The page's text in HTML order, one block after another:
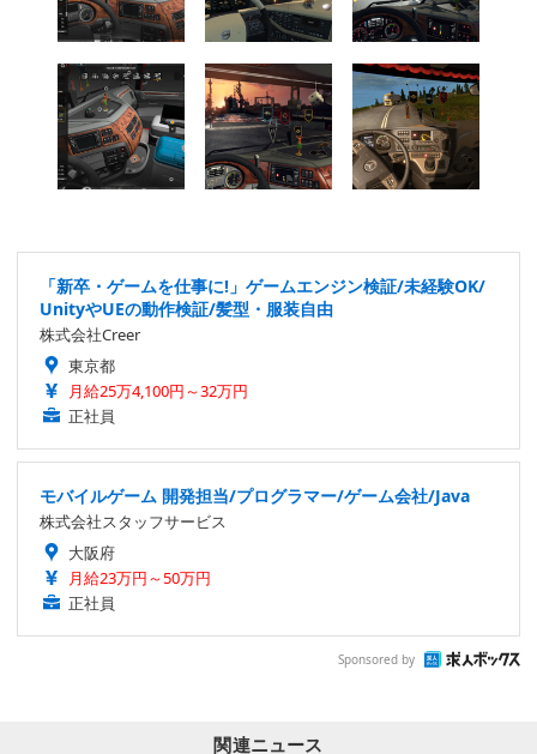
「新卒・ゲームを仕事に!」ゲームエンジン検証/未経験OK/
UnityやUEの動作検証/髪型・服装自由
株式会社Creer
東京都
月給25万4,100円～32万円
正社員
モバイルゲーム 開発担当/プログラマー/ゲーム会社/Java
株式会社スタッフサービス
大阪府
月給23万円～50万円
正社員
Sponsored by
関連ニュース